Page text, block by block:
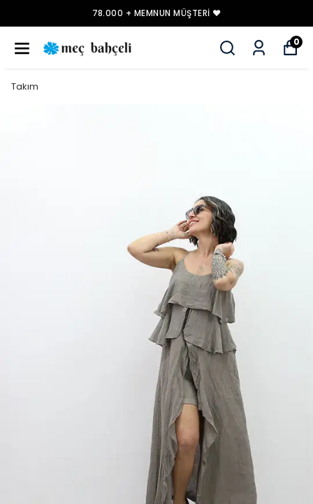
78.000 + MEMNUN MÜŞTERI ❤️
0
Takım